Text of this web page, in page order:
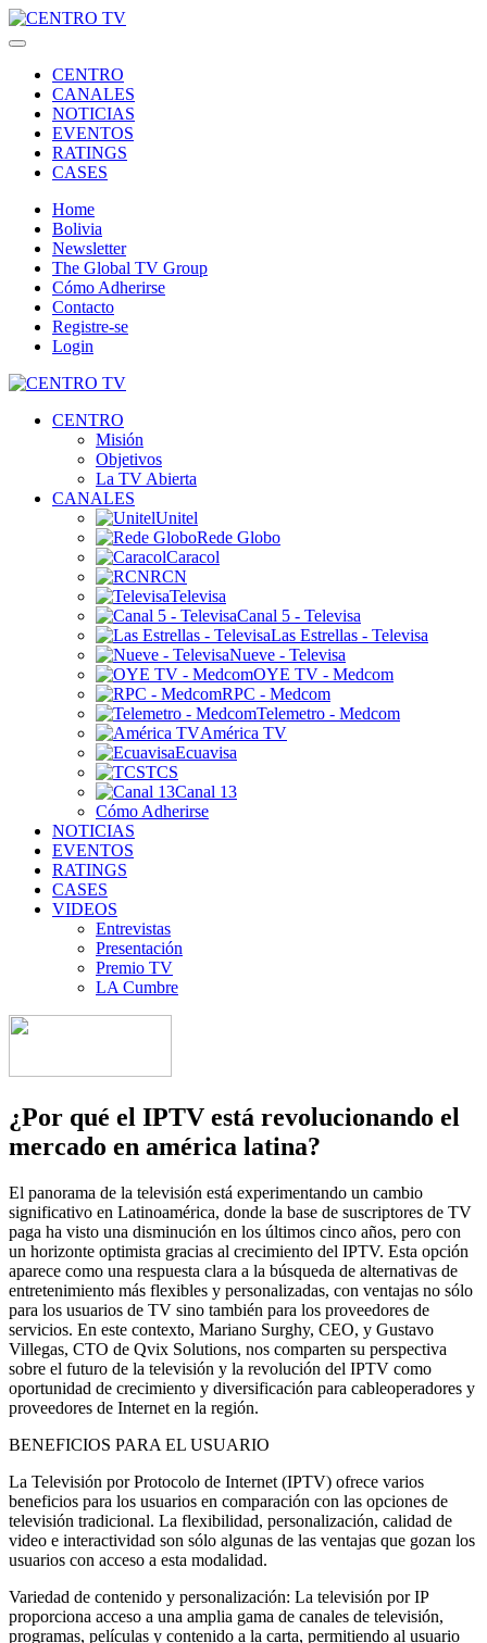
CENTRO
CANALES
NOTICIAS
EVENTOS
RATINGS
CASES
Home
Bolivia
Newsletter
The Global TV Group
Cómo Adherirse
Contacto
Registre-se
Login
CENTRO
Misión
Objetivos
La TV Abierta
CANALES
Unitel
Rede Globo
Caracol
RCN
Televisa
Canal 5 - Televisa
Las Estrellas - Televisa
Nueve - Televisa
OYE TV - Medcom
RPC - Medcom
Telemetro - Medcom
América TV
Ecuavisa
TCS
Canal 13
Cómo Adherirse
NOTICIAS
EVENTOS
RATINGS
CASES
VIDEOS
Entrevistas
Presentación
Premio TV
LA Cumbre
¿Por qué el IPTV está revolucionando el
mercado en américa latina?
El panorama de la televisión está experimentando un cambio
significativo en Latinoamérica, donde la base de suscriptores de TV
paga ha visto una disminución en los últimos cinco años, pero con
un horizonte optimista gracias al crecimiento del IPTV. Esta opción
aparece como una respuesta clara a la búsqueda de alternativas de
entretenimiento más flexibles y personalizadas, con ventajas no sólo
para los usuarios de TV sino también para los proveedores de
servicios. En este contexto, Mariano Surghy, CEO, y Gustavo
Villegas, CTO de Qvix Solutions, nos comparten su perspectiva
sobre el futuro de la televisión y la revolución del IPTV como
oportunidad de crecimiento y diversificación para cableoperadores y
proveedores de Internet en la región.
BENEFICIOS PARA EL USUARIO
La Televisión por Protocolo de Internet (IPTV) ofrece varios
beneficios para los usuarios en comparación con las opciones de
televisión tradicional. La flexibilidad, personalización, calidad de
video e interactividad son sólo algunas de las ventajas que gozan los
usuarios con acceso a esta modalidad.
Variedad de contenido y personalización: La televisión por IP
proporciona acceso a una amplia gama de canales de televisión,
programas, películas y contenido a la carta, permitiendo al usuario